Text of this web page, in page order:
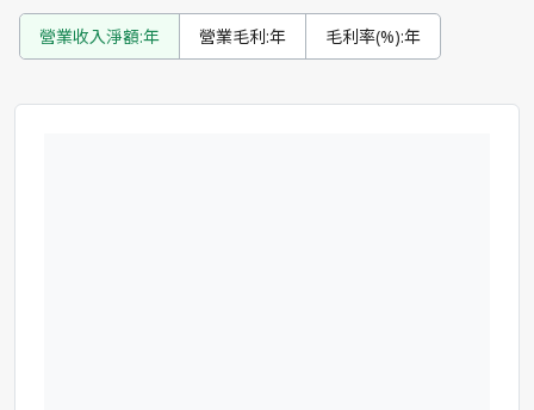
營業收入淨額:年 營業毛利:年 毛利率(%):年